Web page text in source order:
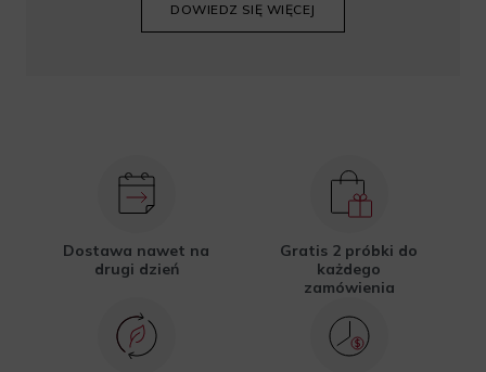
DOWIEDZ SIĘ WIĘCEJ
Dostawa nawet na
drugi dzień
Gratis 2 próbki do
każdego
zamówienia